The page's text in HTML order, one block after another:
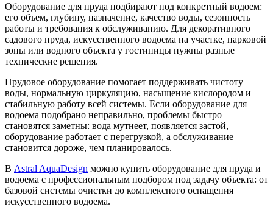
Оборудование для пруда подбирают под конкретный водоем:
его объем, глубину, назначение, качество воды, сезонность
работы и требования к обслуживанию. Для декоративного
садового пруда, искусственного водоема на участке, парковой
зоны или водного объекта у гостиницы нужны разные
технические решения.
Прудовое оборудование помогает поддерживать чистоту
воды, нормальную циркуляцию, насыщение кислородом и
стабильную работу всей системы. Если оборудование для
водоема подобрано неправильно, проблемы быстро
становятся заметны: вода мутнеет, появляется застой,
оборудование работает с перегрузкой, а обслуживание
становится дороже, чем планировалось.
В Astral AquaDesign можно купить оборудование для пруда и
водоема с профессиональным подбором под задачу объекта: от
базовой системы очистки до комплексного оснащения
искусственного водоема.